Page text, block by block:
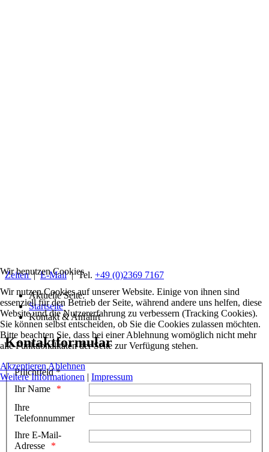
Zeiten|E-Mail| Tel. +49 (0)2369 7167
Aktuelle Seite:
Startseite
Kontakt & Anfahrt
Kontaktformular
Pflichtfeld *
Ihr Name
Ihre
Telefonnummer
Ihre E-Mail-
Adresse
Wir benutzen Cookies
Wir nutzen Cookies auf unserer Website. Einige von ihnen sind
essenziell für den Betrieb der Seite, während andere uns helfen, diese
Website und die Nutzererfahrung zu verbessern (Tracking Cookies).
Sie können selbst entscheiden, ob Sie die Cookies zulassen möchten.
Bitte beachten Sie, dass bei einer Ablehnung womöglich nicht mehr
alle Funktionalitäten der Seite zur Verfügung stehen.
AkzeptierenAblehnen
Weitere Informationen | Impressum